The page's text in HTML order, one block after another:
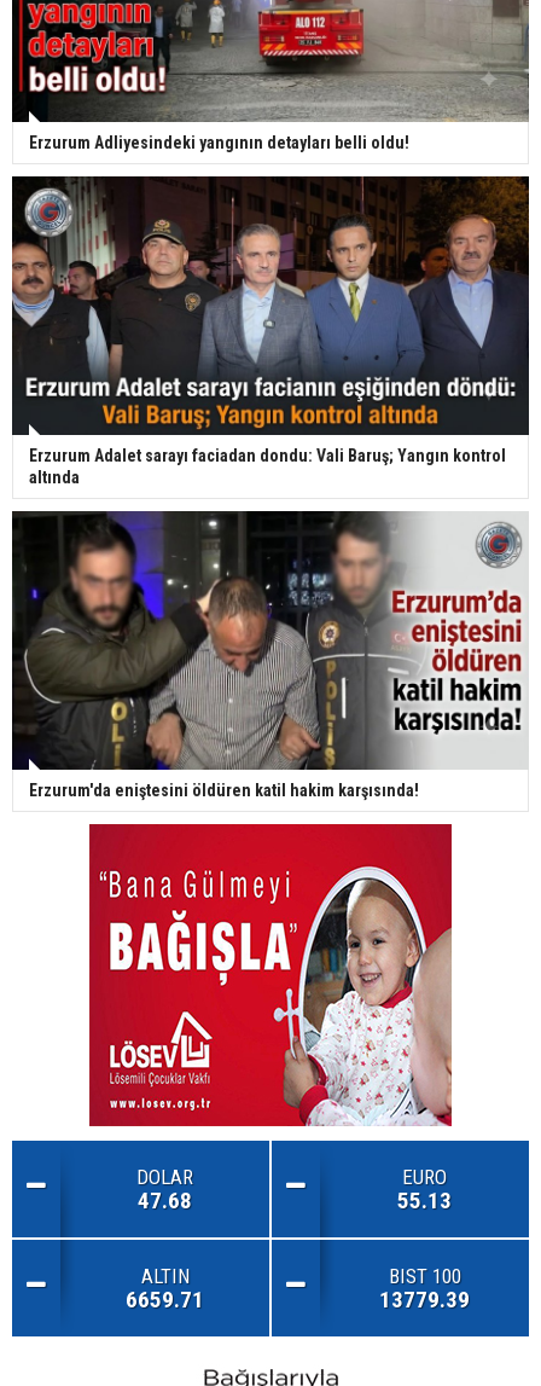
Erzurum Adliyesindeki yangının detayları belli oldu!
Erzurum Adalet sarayı faciadan dondu: Vali Baruş; Yangın kontrol
altında
Erzurum'da eniştesini öldüren katil hakim karşısında!
DOLAR
47.68
EURO
55.13
ALTIN
6659.71
BIST 100
13779.39